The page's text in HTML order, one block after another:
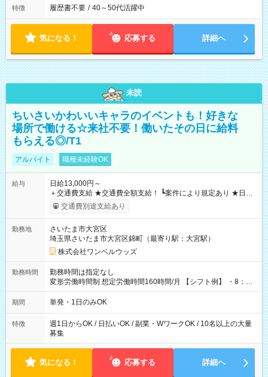
特徴 履歴書不要 / 40～50代活躍中
気になる！ 応募する 詳細へ
未読
ちいさいかわいいキャラのイベントも！好きな
場所で働ける☆来社不要！働いたその日に給料
もらえる◎/T1
アルバイト 職種未経験OK
給与
日給13,000円～
＋交通費支給 ★交通費全額支給！ ┗案件により規定あり ★日払
いOK！（規定あり） ┗働いたその日に現金GET♪ お仕事後はコ
ンビニATMから 日払い分を引き落とせます！ 【試用期間】試
交通費別途支給あり
勤務地
さいたま市大宮区
埼玉県さいたま市大宮区錦町（最寄り駅：大宮駅）
株式会社ワンベルウッズ
勤務時間
勤務時間は指定なし
変形労働時間制 想定労働時間160時間/月 【シフト例】 ・8：00
～21：00
期間 単発・1日のみOK
特徴
週1日からOK / 日払いOK / 副業・WワークOK / 10名以上の大量
募集
気になる！ 応募する 詳細へ